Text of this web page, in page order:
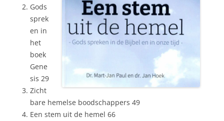
Gods
sprek
en in
het
boek
Gene
sis 29
Zicht
bare hemelse boodschappers 49
Een stem uit de hemel 66